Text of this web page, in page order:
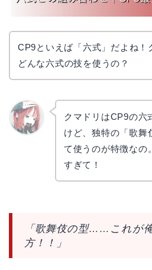
CP9といえば「六式」だよね！
どんな六式の技を使うの？
クマドリはCP9の六
けど、独特の「歌舞
て使うのが特徴なの
すぎて！
「歌舞伎の型……これが
方！！」